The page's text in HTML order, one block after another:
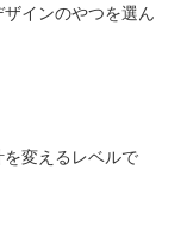
インのやつを選ん
変えるレベルで